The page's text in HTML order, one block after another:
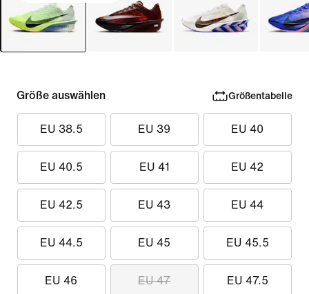
Größe auswählen Größentabelle
EU 38.5 EU 39 EU 40
EU 40.5 EU 41 EU 42
EU 42.5 EU 43 EU 44
EU 44.5 EU 45 EU 45.5
EU 46 EU 47 EU 47.5